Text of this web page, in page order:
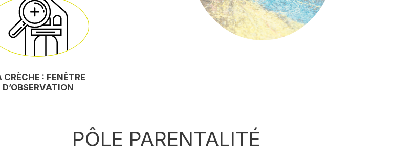
CRÈCHE : FENÊTRE
D’OBSERVATION
PÔLE PARENTALITÉ